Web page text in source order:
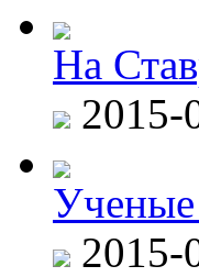
На
2015-
Ученые
2015-